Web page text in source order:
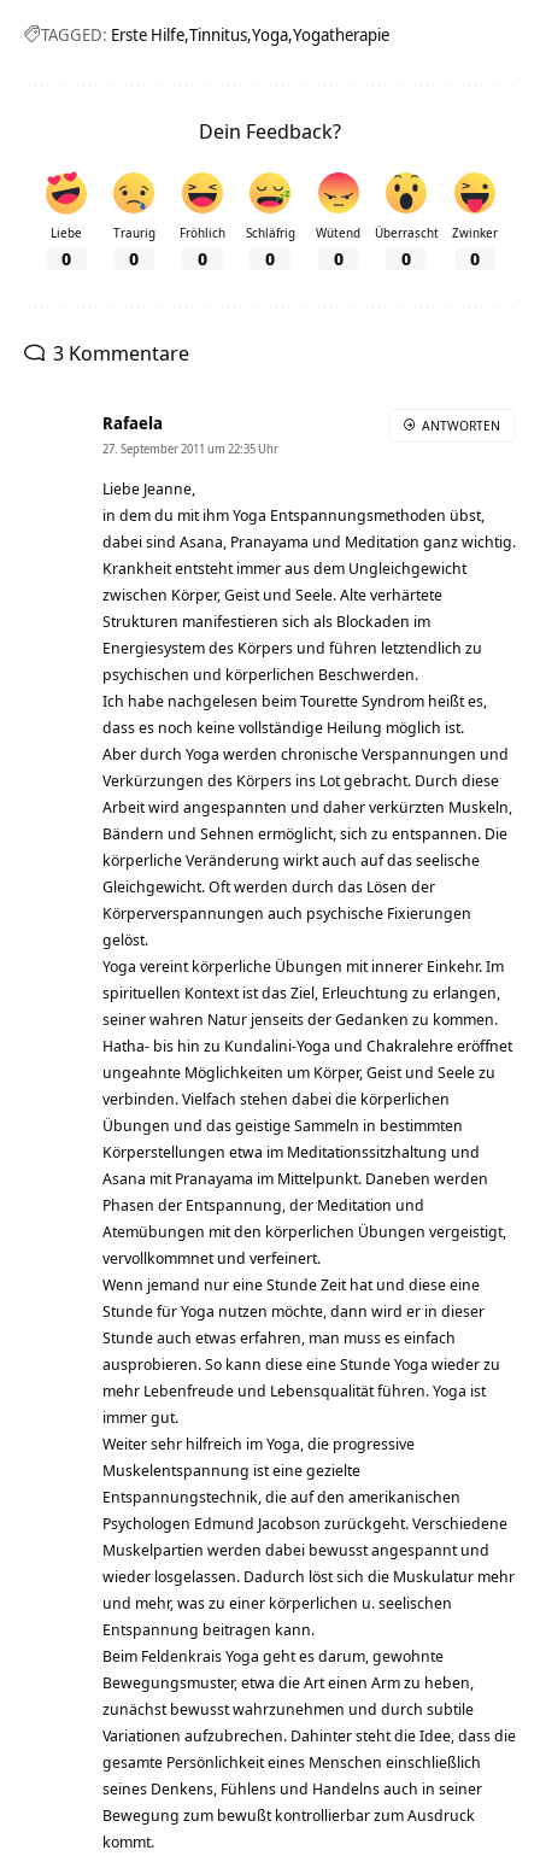
TAGGED: Erste Hilfe Tinnitus Yoga Yogatherapie
Dein Feedback?
Liebe
0
Traurig
0
Fröhlich
0
Schläfrig
0
Wütend
0
Überrascht
0
Zwinker
0
3 Kommentare
Rafaela
27. September 2011 um 22:35 Uhr
Liebe Jeanne,
in dem du mit ihm Yoga Entspannungsmethoden übst,
dabei sind Asana, Pranayama und Meditation ganz wichtig.
Krankheit entsteht immer aus dem Ungleichgewicht
zwischen Körper, Geist und Seele. Alte verhärtete
Strukturen manifestieren sich als Blockaden im
Energiesystem des Körpers und führen letztendlich zu
psychischen und körperlichen Beschwerden.
Ich habe nachgelesen beim Tourette Syndrom heißt es,
dass es noch keine vollständige Heilung möglich ist.
Aber durch Yoga werden chronische Verspannungen und
Verkürzungen des Körpers ins Lot gebracht. Durch diese
Arbeit wird angespannten und daher verkürzten Muskeln,
Bändern und Sehnen ermöglicht, sich zu entspannen. Die
körperliche Veränderung wirkt auch auf das seelische
Gleichgewicht. Oft werden durch das Lösen der
Körperverspannungen auch psychische Fixierungen
gelöst.
Yoga vereint körperliche Übungen mit innerer Einkehr. Im
spirituellen Kontext ist das Ziel, Erleuchtung zu erlangen,
seiner wahren Natur jenseits der Gedanken zu kommen.
Hatha- bis hin zu Kundalini-Yoga und Chakralehre eröffnet
ungeahnte Möglichkeiten um Körper, Geist und Seele zu
verbinden. Vielfach stehen dabei die körperlichen
Übungen und das geistige Sammeln in bestimmten
Körperstellungen etwa im Meditationssitzhaltung und
Asana mit Pranayama im Mittelpunkt. Daneben werden
Phasen der Entspannung, der Meditation und
Atemübungen mit den körperlichen Übungen vergeistigt,
vervollkommnet und verfeinert.
Wenn jemand nur eine Stunde Zeit hat und diese eine
Stunde für Yoga nutzen möchte, dann wird er in dieser
Stunde auch etwas erfahren, man muss es einfach
ausprobieren. So kann diese eine Stunde Yoga wieder zu
mehr Lebenfreude und Lebensqualität führen. Yoga ist
immer gut.
Weiter sehr hilfreich im Yoga, die progressive
Muskelentspannung ist eine gezielte
Entspannungstechnik, die auf den amerikanischen
Psychologen Edmund Jacobson zurückgeht. Verschiedene
Muskelpartien werden dabei bewusst angespannt und
wieder losgelassen. Dadurch löst sich die Muskulatur mehr
und mehr, was zu einer körperlichen u. seelischen
Entspannung beitragen kann.
Beim Feldenkrais Yoga geht es darum, gewohnte
Bewegungsmuster, etwa die Art einen Arm zu heben,
zunächst bewusst wahrzunehmen und durch subtile
Variationen aufzubrechen. Dahinter steht die Idee, dass die
gesamte Persönlichkeit eines Menschen einschließlich
seines Denkens, Fühlens und Handelns auch in seiner
Bewegung zum bewußt kontrollierbar zum Ausdruck
kommt.
ANTWORTEN